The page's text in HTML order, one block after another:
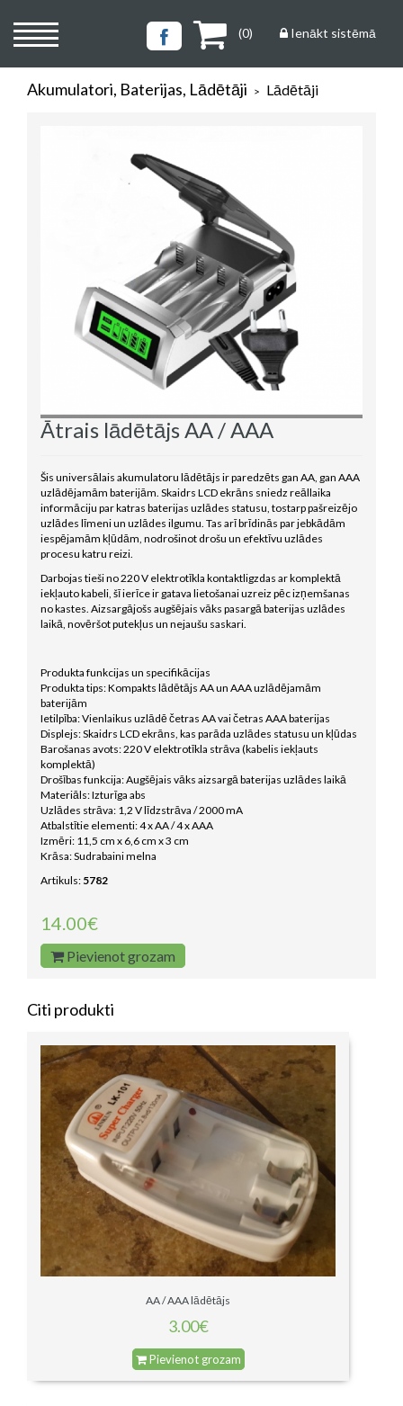
Ienākt sistēmā
(0)
Akumulatori, Baterijas, Lādētāji > Lādētāji
Ātrais lādētājs AA / AAA
Šis universālais akumulatoru lādētājs ir paredzēts gan AA, gan AAA
uzlādējamām baterijām. Skaidrs LCD ekrāns sniedz reāllaika
informāciju par katras baterijas uzlādes statusu, tostarp pašreizējo
uzlādes līmeni un uzlādes ilgumu. Tas arī brīdinās par jebkādām
iespējamām kļūdām, nodrošinot drošu un efektīvu uzlādes
procesu katru reizi.
Darbojas tieši no 220 V elektrotīkla kontaktligzdas ar komplektā
iekļauto kabeli, šī ierīce ir gatava lietošanai uzreiz pēc izņemšanas
no kastes. Aizsargājošs augšējais vāks pasargā baterijas uzlādes
laikā, novēršot putekļus un nejaušu saskari.
Produkta funkcijas un specifikācijas
Produkta tips: Kompakts lādētājs AA un AAA uzlādējamām
baterijām
Ietilpība: Vienlaikus uzlādē četras AA vai četras AAA baterijas
Displejs: Skaidrs LCD ekrāns, kas parāda uzlādes statusu un kļūdas
Barošanas avots: 220 V elektrotīkla strāva (kabelis iekļauts
komplektā)
Drošības funkcija: Augšējais vāks aizsargā baterijas uzlādes laikā
Materiāls: Izturīga abs
Uzlādes strāva: 1,2 V līdzstrāva / 2000 mA
Atbalstītie elementi: 4 x AA / 4 x AAA
Izmēri: 11,5 cm x 6,6 cm x 3 cm
Krāsa: Sudrabaini melna
Artikuls: 5782
14.00€
Pievienot grozam
Citi produkti
AA / AAA lādētājs
3.00€
Pievienot grozam